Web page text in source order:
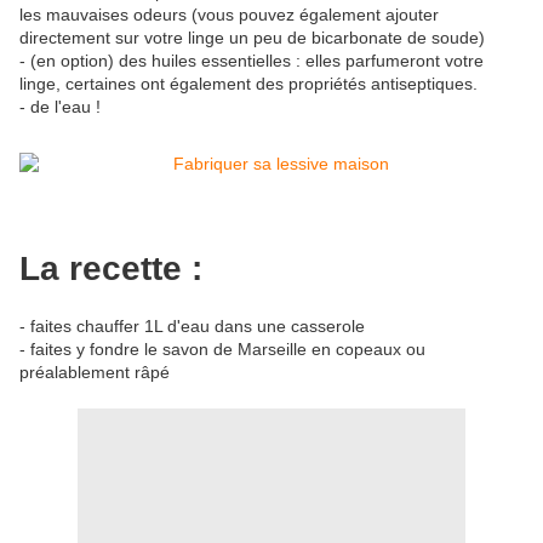
les mauvaises odeurs (vous pouvez également ajouter
directement sur votre linge un peu de bicarbonate de soude)
- (en option) des huiles essentielles : elles parfumeront votre
linge, certaines ont également des propriétés antiseptiques.
- de l'eau !
La recette :
- faites chauffer 1L d'eau dans une casserole
- faites y fondre le savon de Marseille en copeaux ou
préalablement râpé